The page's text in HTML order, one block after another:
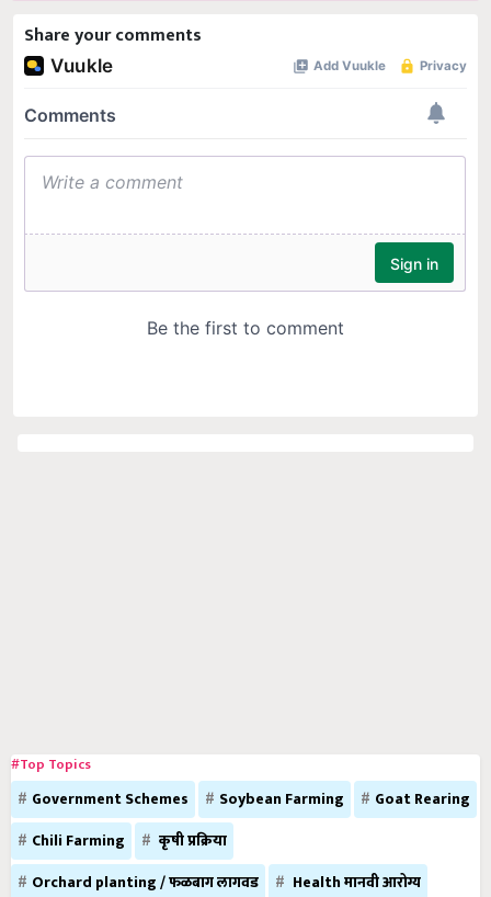
Share your comments
#Top Topics
Government Schemes Soybean Farming
Goat Rearing
Chili Farming
कृषी प्रक्रिया
Orchard planting / फळबाग लागवड
Health मानवी आरोग्य